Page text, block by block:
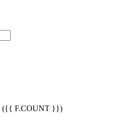
({{ F.COUNT }})